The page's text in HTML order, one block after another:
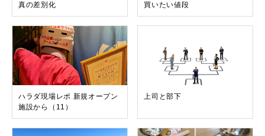
真の差別化 買いたい値段
ハラダ現場レポ 新規オープン
施設から（11）
上司と部下